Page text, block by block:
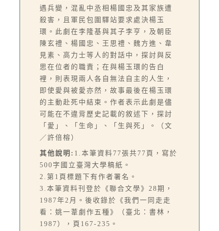
遇兵變，混亂中丞相楊國忠及其家族遭
殺害，且軍民包圍驛站要求處決楊玉
環。此劇在李隆基與其子李亨，及朝臣
陳玄禮、楊國忠、王思禮、魏方進、韋
見素、高力士等人的對話中，探討與反
思在位者的職責；在與楊玉環的告白
裡，則表現兩人各自無法自主的人生，
即使愛與被愛亦然，故事最後在楊玉環
的主動赴死中結束。作者表示此劇是儘
可能在不違背歷史記載的敘述下，探討
「愛」、「生命」、「生與死」。（文
／許倍榕）
其他說明: 1.本筆資料77張共77頁，寫於
500字國立臺灣大學稿紙。
2.第1頁標題下有作者署名。
3.本筆資料刊登於《聯合文學》28期，
1987年2月。後收錄於《我們一同走走
看：姚一葦劇作五種》（臺北：書林，
1987），頁167-235。